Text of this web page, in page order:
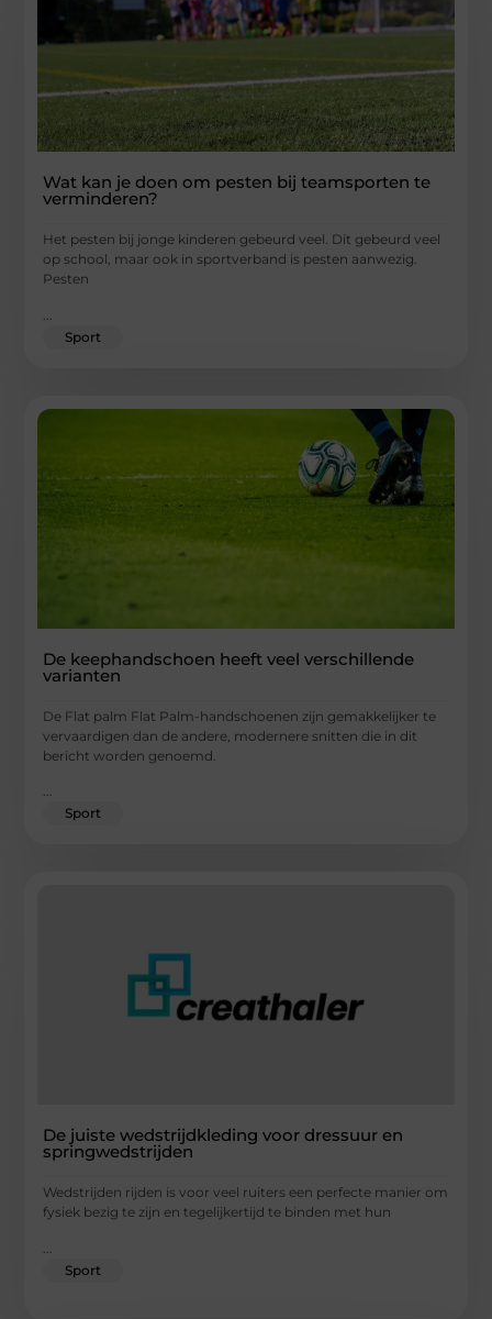
Wat kan je doen om pesten bij teamsporten te
verminderen?
Het pesten bij jonge kinderen gebeurd veel. Dit gebeurd veel
op school, maar ook in sportverband is pesten aanwezig.
Pesten
Sport
De keephandschoen heeft veel verschillende
varianten
De Flat palm Flat Palm-handschoenen zijn gemakkelijker te
vervaardigen dan de andere, modernere snitten die in dit
bericht worden genoemd.
...
Sport
De juiste wedstrijdkleding voor dressuur en
springwedstrijden
Wedstrijden rijden is voor veel ruiters een perfecte manier om
fysiek bezig te zijn en tegelijkertijd te binden met hun
Sport